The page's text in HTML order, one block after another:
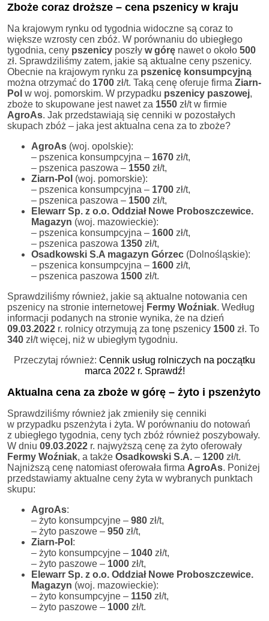
Zboże coraz droższe – cena pszenicy w kraju
Na krajowym rynku od tygodnia widoczne są coraz to
większe wzrosty cen zbóż. W porównaniu do ubiegłego
tygodnia, ceny pszenicy poszły w górę nawet o około 500
zł. Sprawdziliśmy zatem, jakie są aktualne ceny pszenicy.
Obecnie na krajowym rynku za pszenicę konsumpcyjną
można otrzymać do 1700 zł/t. Taką cenę oferuje firma Ziarn-
Pol w woj. pomorskim. W przypadku pszenicy paszowej,
zboże to skupowane jest nawet za 1550 zł/t w firmie
AgroAs. Jak przedstawiają się cenniki w pozostałych
skupach zbóż – jaka jest aktualna cena za to zboże?
AgroAs (woj. opolskie):
– pszenica konsumpcyjna – 1670 zł/t,
– pszenica paszowa – 1550 zł/t,
Ziarn-Pol (woj. pomorskie):
– pszenica konsumpcyjna – 1700 zł/t,
– pszenica paszowa – 1500 zł/t,
Elewarr Sp. z o.o. Oddział Nowe Proboszczewice.
Magazyn (woj. mazowieckie):
– pszenica konsumpcyjna – 1600 zł/t,
– pszenica paszowa 1350 zł/t,
Osadkowski S.A magazyn Górzec (Dolnośląskie):
– pszenica konsumpcyjna – 1600 zł/t,
– pszenica paszowa 1500 zł/t.
Sprawdziliśmy również, jakie są aktualne notowania cen
pszenicy na stronie internetowej Fermy Woźniak. Według
informacji podanych na stronie wynika, że na dzień
09.03.2022 r. rolnicy otrzymują za tonę pszenicy 1500 zł. To
340 zł/t więcej, niż w ubiegłym tygodniu.
Przeczytaj również: Cennik usług rolniczych na początku
marca 2022 r. Sprawdź!
Aktualna cena za zboże w górę – żyto i pszenżyto
Sprawdziliśmy również jak zmieniły się cenniki
w przypadku pszenżyta i żyta. W porównaniu do notowań
z ubiegłego tygodnia, ceny tych zbóż również poszybowały.
W dniu 09.03.2022 r. najwyższą cenę za żyto oferowały
Fermy Woźniak, a także Osadkowski S.A. – 1200 zł/t.
Najniższą cenę natomiast oferowała firma AgroAs. Poniżej
przedstawiamy aktualne ceny żyta w wybranych punktach
skupu:
AgroAs:
– żyto konsumpcyjne – 980 zł/t,
– żyto paszowe – 950 zł/t,
Ziarn-Pol :
– żyto konsumpcyjne – 1040 zł/t,
– żyto paszowe – 1000 zł/t,
Elewarr Sp. z o.o. Oddział Nowe Proboszczewice.
Magazyn (woj. mazowieckie):
– żyto konsumpcyjne – 1150 zł/t,
– żyto paszowe – 1000 zł/t.